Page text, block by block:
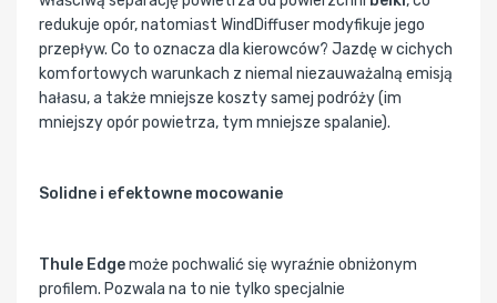
redukuje opór, natomiast WindDiffuser modyfikuje jego
przepływ. Co to oznacza dla kierowców? Jazdę w cichych
komfortowych warunkach z niemal niezauważalną emisją
hałasu, a także mniejsze koszty samej podróży (im
mniejszy opór powietrza, tym mniejsze spalanie).
Solidne i efektowne mocowanie
Thule Edgemoże pochwalić się wyraźnie obniżonym
profilem. Pozwala na to nie tylko specjalnie